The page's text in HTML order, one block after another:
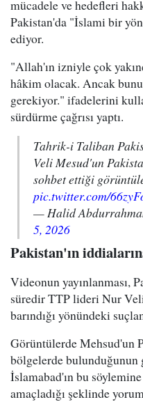
mücadele ve hedefleri
Pakistan'da "İslami bir
ediyor.
"Allah'ın izniyle çok
hâkim olacak. Ancak
gerekiyor." ifadelerini
sürdürme çağrısı yaptı.
Tahrik-i Taliban
Veli Mesud'un
sohbet ettiği
pic.twitter.com/
— Halid
5, 2026
Pakistan'ın
Videonun yayınlanması,
süredir TTP lideri Nur
barındığı yönündeki
Görüntülerde Mehsud'un
bölgelerde
İslamabad'ın bu
amaçladığı şeklinde